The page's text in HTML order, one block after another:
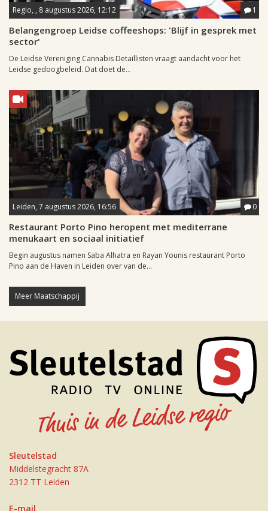
Regio, , 8 augustus 2026, 12:12 1
Belangengroep Leidse coffeeshops: 'Blijf in gesprek met
sector'
De Leidse Vereniging Cannabis Detaillisten vraagt aandacht voor het
Leidse gedoogbeleid. Dat doet de...
Leiden, 7 augustus 2026, 16:56 0
Restaurant Porto Pino heropent met mediterrane
menukaart en sociaal initiatief
Begin augustus namen Saba Alhatra en Rayan Younis restaurant Porto
Pino aan de Haven in Leiden over van de...
Meer Maatschappij
Sleutelstad
Middelstegracht 87A
2312 TT Leiden
E-mail